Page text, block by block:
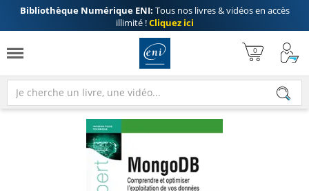
Bibliothèque Numérique ENI: Tous nos livres & vidéos en accès
illimité !Cliquez ici